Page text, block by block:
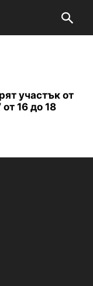
участък от
от 16 до 18